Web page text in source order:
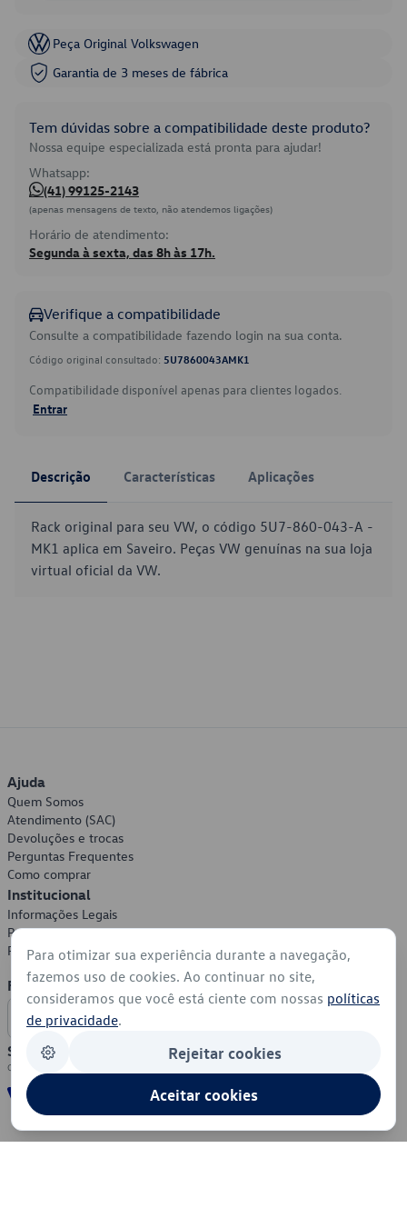
Peça Original Volkswagen
Garantia de 3 meses de fábrica
Tem dúvidas sobre a compatibilidade deste produto?
Nossa equipe especializada está pronta para ajudar!
Whatsapp:
(41) 99125-2143
(apenas mensagens de texto, não atendemos ligações)
Horário de atendimento:
Segunda à sexta, das 8h às 17h.
Verifique a compatibilidade
Consulte a compatibilidade fazendo login na sua conta.
Código original consultado: 5U7860043AMK1
Compatibilidade disponível apenas para clientes logados.
Entrar
Descrição Características Aplicações
Rack original para seu VW, o código 5U7-860-043-A -
MK1 aplica em Saveiro. Peças VW genuínas na sua loja
virtual oficial da VW.
Ajuda
Quem Somos
Atendimento (SAC)
Devoluções e trocas
Perguntas Frequentes
Como comprar
Institucional
Informações Legais
Política de Privacidade
Política de Cookies
Formas de Pagamento
Segurança
Para otimizar sua experiência durante a navegação,
fazemos uso de cookies. Ao continuar no site,
consideramos que você está ciente com nossas políticas
de privacidade.
Rejeitar cookies
Aceitar cookies